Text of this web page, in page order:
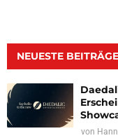
NEUESTE BEITRÄGE
von